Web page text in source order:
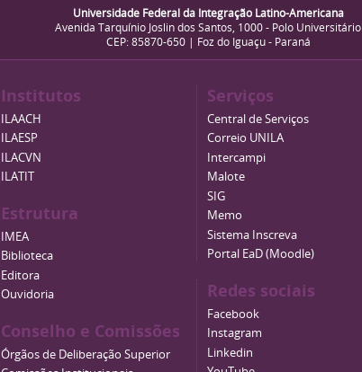
Universidade Federal da Integração Latino-Americana
Avenida Tarquínio Joslin dos Santos, 1000 - Polo Universitário
CEP: 85870-650 | Foz do Iguaçu - Paraná
Institutos
ILAACH
ILAESP
ILACVN
ILATIT
Estrutura
IMEA
Biblioteca
Editora
Ouvidoria
Conselho e Comissões
Órgãos de Deliberação Superior
Serviços
Central de Serviços
Correio UNILA
Intercampi
Malote
SIG
Memo
Sistema Inscreva
Portal EaD (Moodle)
Redes sociais
Facebook
Instagram
Linkedin